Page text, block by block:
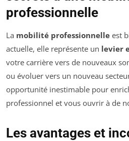
professionnelle
La mobilité professionnelle est
actuelle, elle représente un levier
votre carrière vers de nouveaux
ou évoluer vers un nouveau
opportunité inestimable pour
professionnel et vous ouvrir à de
Les avantages et